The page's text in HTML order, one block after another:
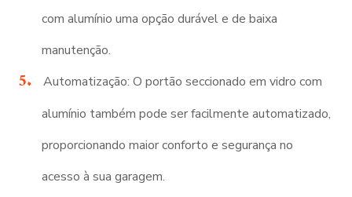
com alumínio uma opção durável e de baixa
manutenção.
Automatização: O portão seccionado em vidro com
alumínio também pode ser facilmente automatizado,
proporcionando maior conforto e segurança no
acesso à sua garagem.